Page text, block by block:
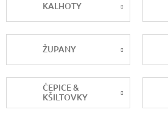
KALHOTY
ŽUPANY
ČEPICE &
KŠILTOVKY